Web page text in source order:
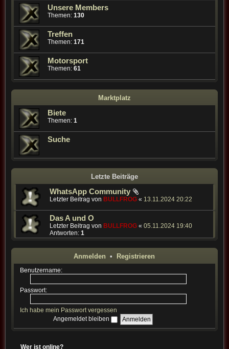
Unsere Members
Themen: 130
Treffen
Themen: 171
Motorsport
Themen: 61
Marktplatz
Biete
Themen: 1
Suche
Letzte Beiträge
WhatsApp Community
Letzter Beitrag von BULLFROG« 13.11.2024 20:22
Das A und O
Letzter Beitrag von BULLFROG« 05.11.2024 19:40
Antworten: 1
Anmelden • Registrieren
Benutzername:
Passwort:
Ich habe mein Passwort vergessen
Angemeldet bleiben
Wer ist online?